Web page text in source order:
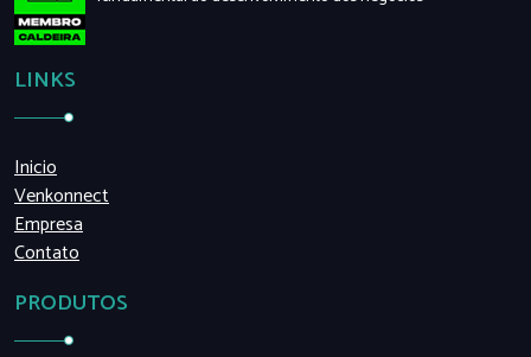
LINKS
Inicio
Venkonnect
Empresa
Contato
PRODUTOS